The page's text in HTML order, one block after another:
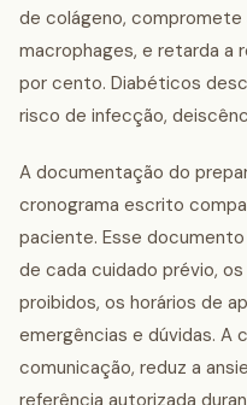
de colágeno,
macrophages, e retarda a
por cento. Diabéticos
risco de infecção,
A documentação do
cronograma escrito
paciente. Esse
de cada cuidado prévio,
proibidos, os horários de
emergências e dúvidas. A
comunicação, reduz a